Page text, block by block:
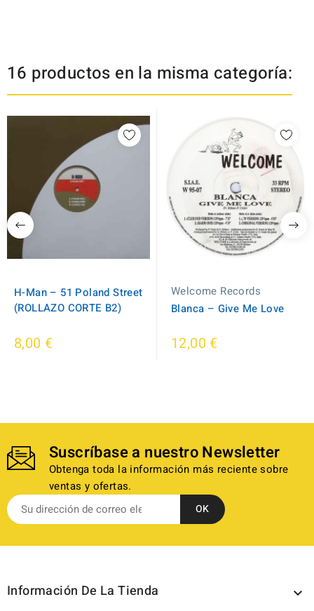
16 productos en la misma categoría:
H-Man ‎– 51 Poland Street
(ROLLAZO CORTE B2)
8,00 €
Welcome Records
Blanca ‎– Give Me Love
12,00 €
Suscríbase a nuestro Newsletter
Obtenga toda la información más reciente sobre
ventas y ofertas.
Información De La Tienda 